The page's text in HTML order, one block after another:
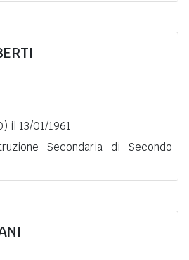
il 13/01/1961
Secondaria di Secondo